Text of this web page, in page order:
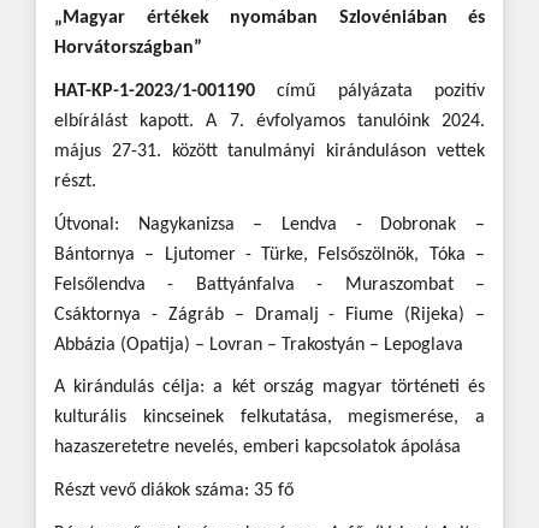
„Magyar értékek nyomában Szlovéniában és
Horvátországban”
HAT-KP-1-2023/1-001190című pályázata pozitív
elbírálást kapott. A 7. évfolyamos tanulóink 2024.
május 27-31. között tanulmányi kiránduláson vettek
részt.
Útvonal: Nagykanizsa – Lendva - Dobronak –
Bántornya – Ljutomer - Türke, Felsőszölnök, Tóka –
Felsőlendva - Battyánfalva - Muraszombat –
Csáktornya - Zágráb – Dramalj - Fiume (Rijeka) –
Abbázia (Opatija) – Lovran – Trakostyán – Lepoglava
A kirándulás célja: a két ország magyar történeti és
kulturális kincseinek felkutatása, megismerése, a
hazaszeretetre nevelés, emberi kapcsolatok ápolása
Részt vevő diákok száma: 35 fő